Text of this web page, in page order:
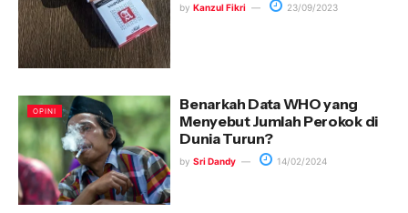
by Kanzul Fikri 23/09/2023
OPINI
Benarkah Data WHO yang
Menyebut Jumlah Perokok di
Dunia Turun?
by Sri Dandy 14/02/2024